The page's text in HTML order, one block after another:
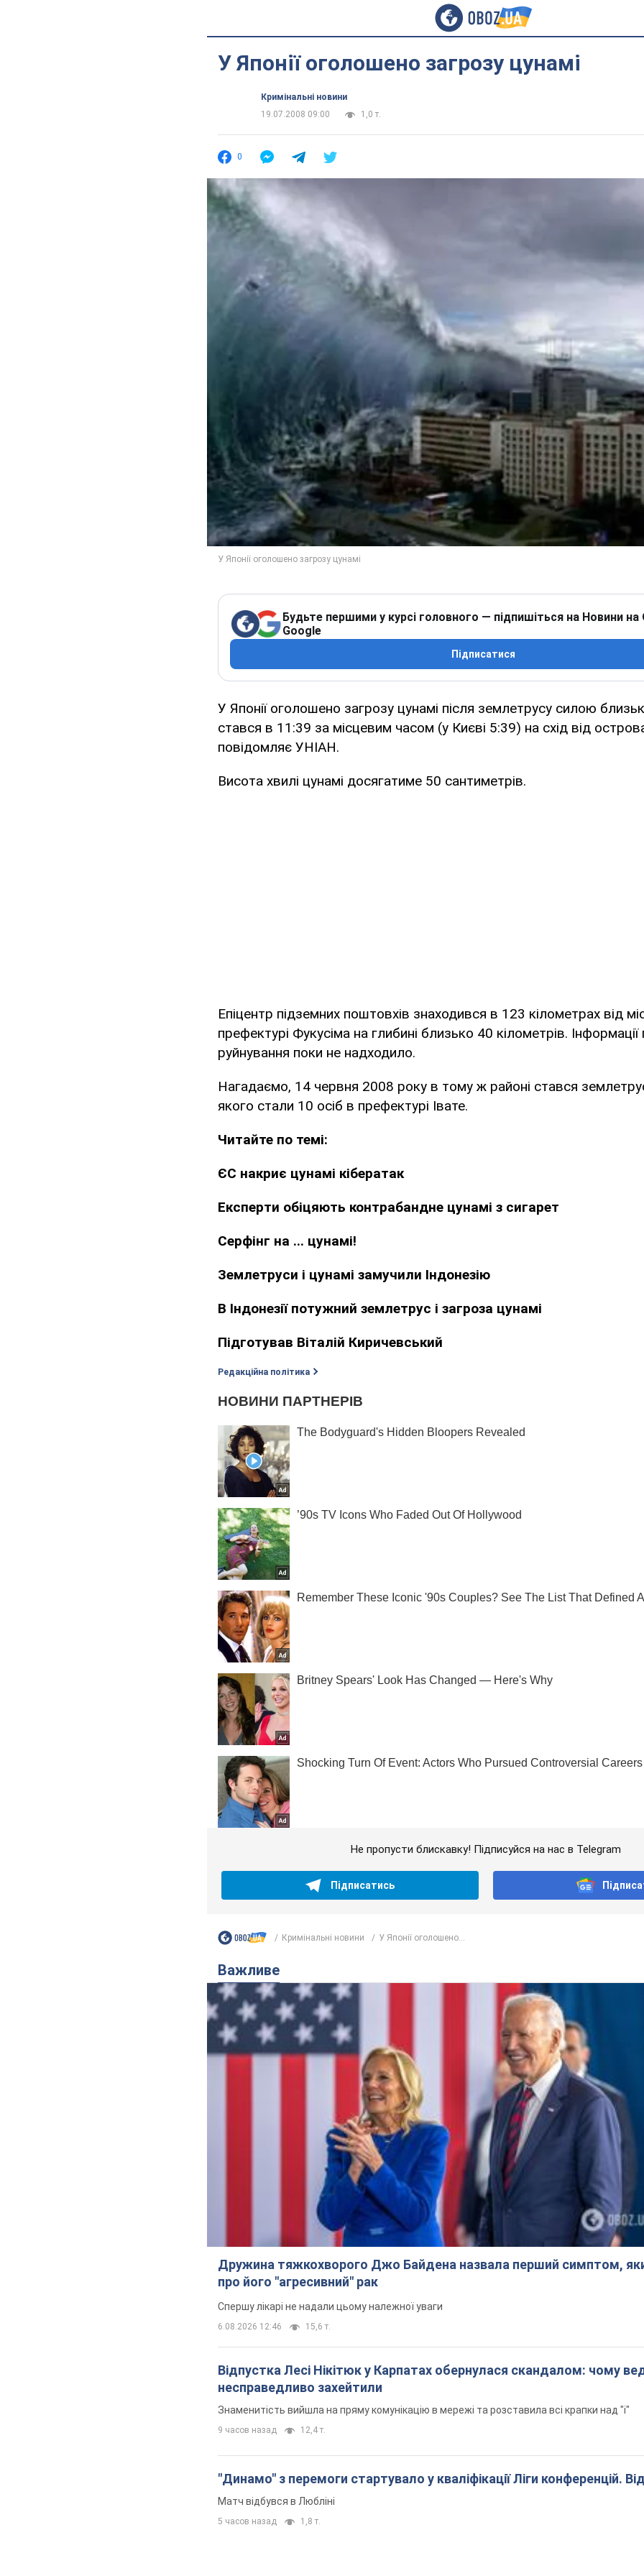
У Японії оголошено загрозу цунамі
Кримінальні новини
19.07.2008 09:00
1,0 т.
0
Будьте першими у курсі головного — підпишіться на Новини на
Google
Підписатися
У Японії оголошено загрозу цунамі після землетрусу силою
стався в 11:39 за місцевим часом (у Києві 5:39) на схід від
повідомляє УНІАН.
Висота хвилі цунамі досягатиме 50 сантиметрів.
Епіцентр підземних поштовхів знаходився в 123 кілометрах від
префектурі Фукусіма на глибині близько 40 кілометрів.
руйнування поки не надходило.
Нагадаємо, 14 червня 2008 року в тому ж районі стався
якого стали 10 осіб в префектурі Івате.
Читайте по темі:
ЄС накриє цунамі кібератак
Експерти обіцяють контрабандне цунамі з сигарет
Серфінг на ... цунамі!
Землетруси і цунамі замучили Індонезію
В Індонезії потужний землетрус і загроза цунамі
Підготував Віталій Киричевський
Редакційна політика
Не пропусти блискавку! Підписуйся на нас в Telegram
Підписатись
Кримінальні новини У Японії оголошено...
Важливе
Дружина тяжкохворого Джо Байдена назвала перший симптом,
про його "агресивний" рак
Спершу лікарі не надали цьому належної уваги
6.08.2026 12:46 15,6 т.
Відпустка Лесі Нікітюк у Карпатах обернулася скандалом: чому
несправедливо захейтили
Знаменитість вийшла на пряму комунікацію в мережі та розставила всі крапки над "і"
9 часов назад 12,4 т.
"Динамо" з перемоги стартувало у кваліфікації Ліги конференцій.
Матч відбувся в Любліні
5 часов назад 1,8 т.